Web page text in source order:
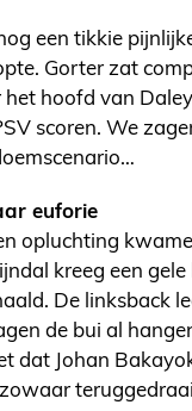
een tikkie
Gorter zat
het hoofd van
scoren. We
euforie
opluchting
kreeg een
De linksback
de bui al
dat Johan